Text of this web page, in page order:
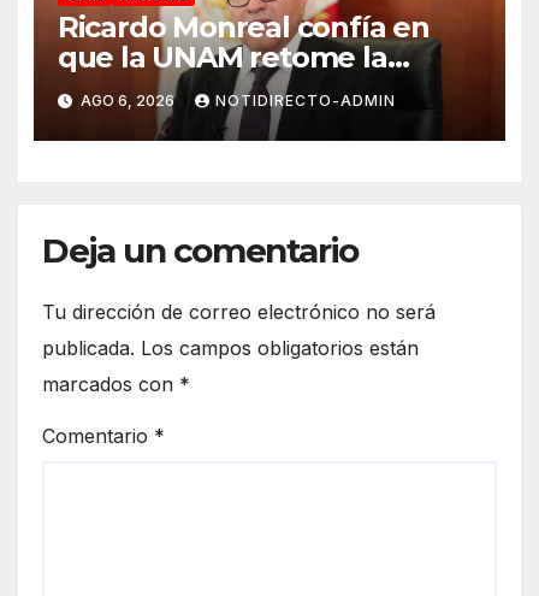
Ricardo Monreal confía en
que la UNAM retome la
normalidad e inicie el
semestre mediante el diálogo
AGO 6, 2026 NOTIDIRECTO-ADMIN
Deja un comentario
Tu dirección de correo electrónico no será
publicada. Los campos obligatorios están
marcados con *
Comentario *